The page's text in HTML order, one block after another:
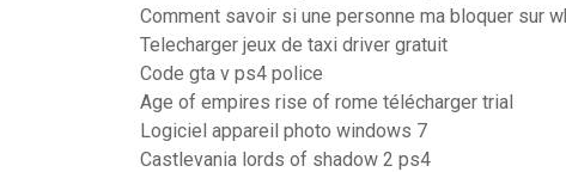
Comment savoir si une personne ma bloquer sur
Telecharger jeux de taxi driver gratuit
Code gta v ps4 police
Age of empires rise of rome télécharger trial
Logiciel appareil photo windows 7
Castlevania lords of shadow 2 ps4